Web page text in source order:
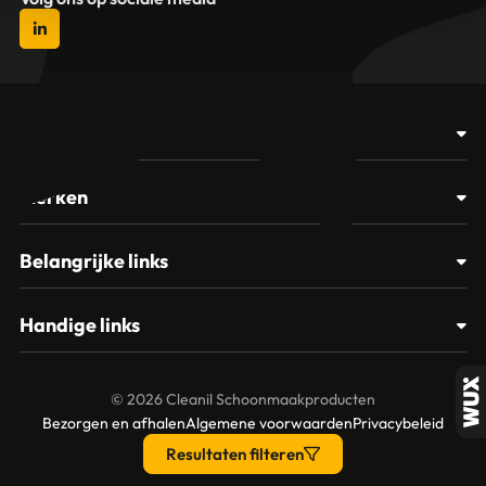
Resultaten filteren
Glasbewassing
Materialen
Papier – Dispensers - Toiletinrichting
Merken
Spectro
Vikan
Vileda
Belangrijke links
Contact
Mijn account
Garantie en retourneren
Handige links
Over ons
© 2026 Cleanil Schoonmaakproducten
Bezorgen en afhalenAlgemene voorwaardenPrivacybeleid